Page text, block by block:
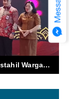
Wali Kota: Tanpa Akses Keuangan, Mustahil Warga Sejahtera